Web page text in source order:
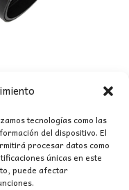
tecnologías como las
del dispositivo. El
procesar datos como
únicas en este
puede afectar
GU10 NEGRO